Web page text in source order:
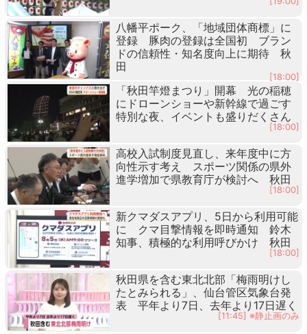
八幡平ポーク、「地域団体商標」に
登録 豚肉の登録は全国初 ブラン
ドの信頼性・知名度向上に期待 秋
田
[18:00]
「秋田竿燈まつり」開幕 光の稲穂
にドローンショーや新幹線で過ごす
特別な夜、イベントも盛りだくさん
[18:00]
高校入試制度見直し、来年度中に方
向性示す考え スポーツ関係の県外
進学増加で県教育庁が検討へ 秋田
[18:00]
新クマダスアプリ、5日から利用可能
に クマ目撃情報を即時通知 鈴木
知事、積極的な利用呼びかけ 秋田
[18:00]
秋田県を含む東北北部「梅雨明けし
たとみられる」、仙台管区気象台発
表 平年より7日、去年より17日遅く
[11:45] ※静止画のみ